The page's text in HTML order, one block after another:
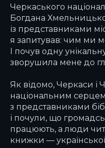
Черкаського
Богдана
із представниками
я запитував: чим ми
І почув одну
зворушила мене до
Як відомо, Черкаси і
національним
з представниками
і почули, що
працюють, а люди
книжки —